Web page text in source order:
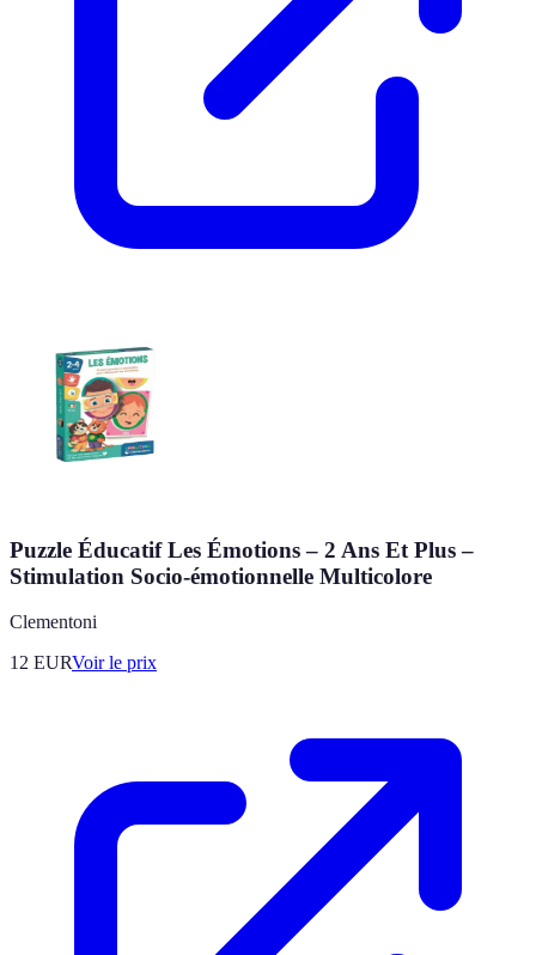
Puzzle Éducatif Les Émotions – 2 Ans Et Plus –
Stimulation Socio-émotionnelle Multicolore
Clementoni
12 EURVoir le prix